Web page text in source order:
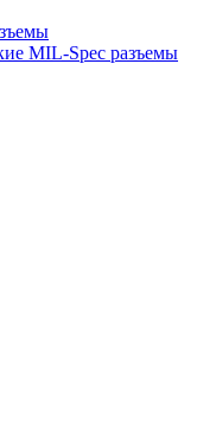
MIL-Spec разъемы